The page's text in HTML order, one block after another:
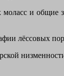
и общие
лёссовых